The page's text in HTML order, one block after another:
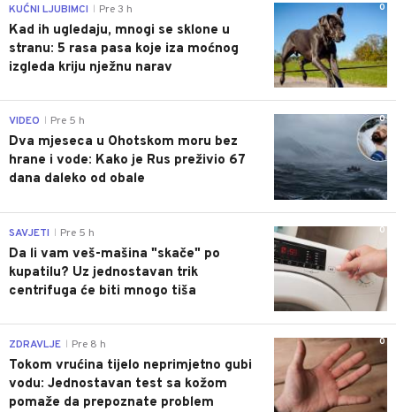
0
KUĆNI LJUBIMCI Pre 3 h
Kad ih ugledaju, mnogi se sklone u
stranu: 5 rasa pasa koje iza moćnog
izgleda kriju nježnu narav
0
VIDEO Pre 5 h
Dva mjeseca u Ohotskom moru bez
hrane i vode: Kako je Rus preživio 67
dana daleko od obale
0
SAVJETI Pre 5 h
Da li vam veš-mašina "skače" po
kupatilu? Uz jednostavan trik
centrifuga će biti mnogo tiša
0
ZDRAVLJE Pre 8 h
Tokom vrućina tijelo neprimjetno gubi
vodu: Jednostavan test sa kožom
pomaže da prepoznate problem